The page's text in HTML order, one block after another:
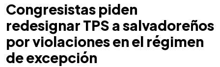
Congresistas piden
redesignar TPS a salvadoreños
por violaciones en el régimen
de excepción